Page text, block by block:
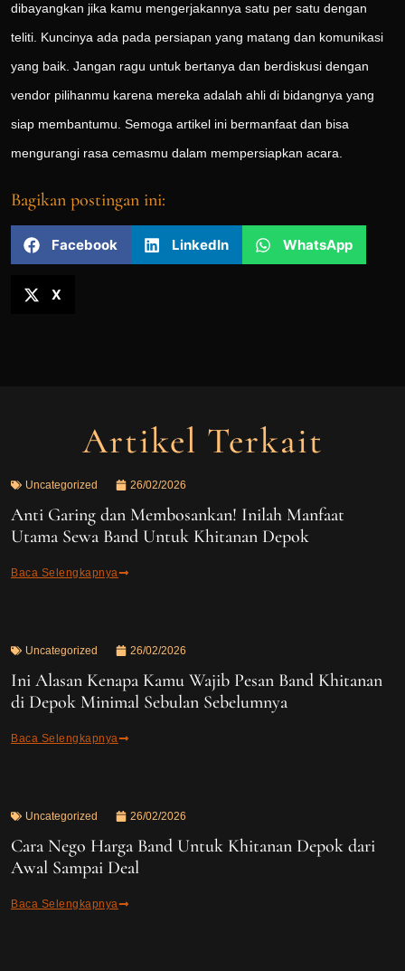
dibayangkan jika kamu mengerjakannya satu per satu dengan
teliti. Kuncinya ada pada persiapan yang matang dan komunikasi
yang baik. Jangan ragu untuk bertanya dan berdiskusi dengan
vendor pilihanmu karena mereka adalah ahli di bidangnya yang
siap membantumu. Semoga artikel ini bermanfaat dan bisa
mengurangi rasa cemasmu dalam mempersiapkan acara.
Bagikan postingan ini:
Facebook LinkedIn WhatsApp
X
Artikel Terkait
Uncategorized 26/02/2026
Anti Garing dan Membosankan! Inilah Manfaat
Utama Sewa Band Untuk Khitanan Depok
Baca Selengkapnya
Uncategorized 26/02/2026
Ini Alasan Kenapa Kamu Wajib Pesan Band Khitanan
di Depok Minimal Sebulan Sebelumnya
Baca Selengkapnya
Uncategorized 26/02/2026
Cara Nego Harga Band Untuk Khitanan Depok dari
Awal Sampai Deal
Baca Selengkapnya